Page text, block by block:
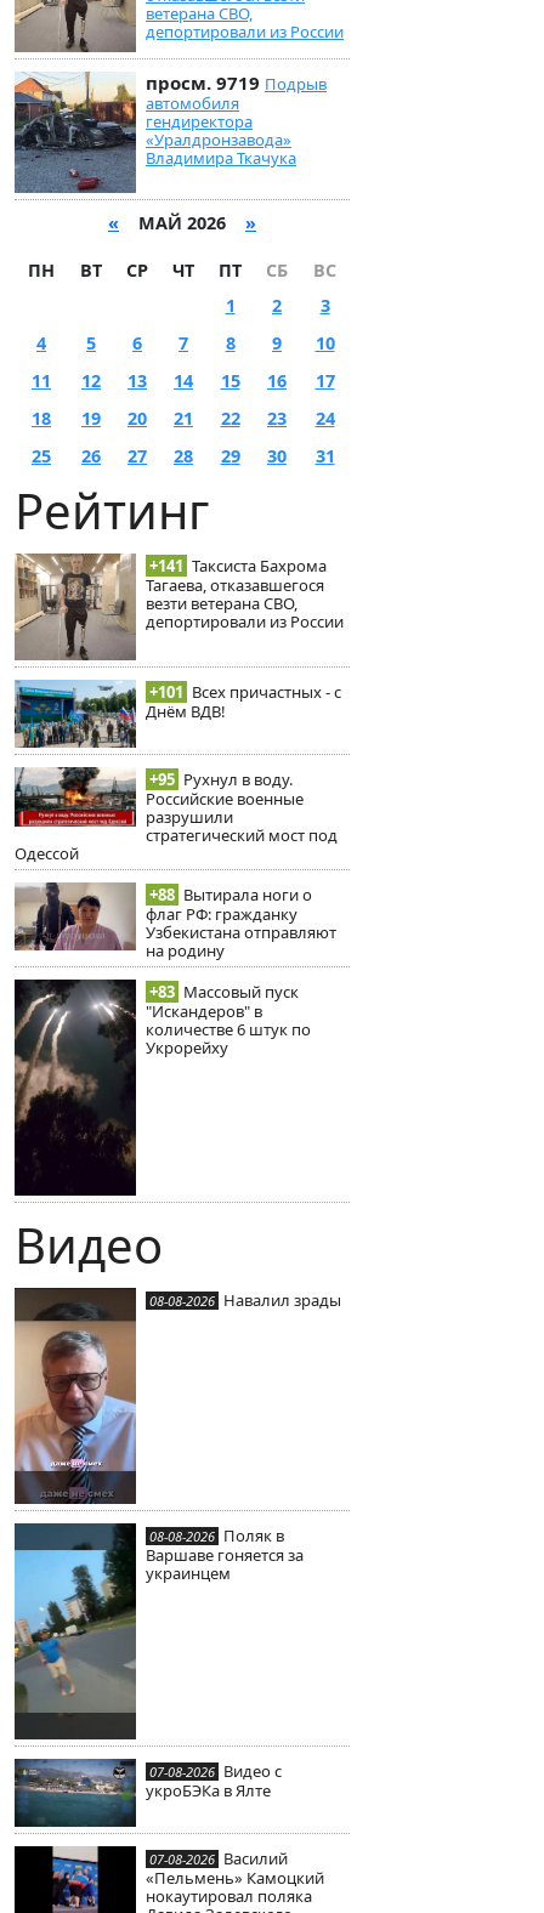
ветерана СВО,
депортировали из России
просм. 9719 Подрыв
автомобиля
гендиректора
«Уралдронзавода»
Владимира Ткачука
« МАЙ 2026 »
ПН ВТ СР ЧТ ПТ СБ
ВС
1
2
3
4
5 6 7 8 9
10
11
12 13 14 15 16
17
18
19 20 21 22 23
24
25
26 27 28 29 30 31
Рейтинг
+141 Таксиста Бахрома
Тагаева, отказавшегося
везти ветерана СВО,
депортировали из России
+101 Всех причастных - с
Днём ВДВ!
+95 Рухнул в воду.
Российские военные
разрушили
стратегический мост под
Одессой
+88 Вытирала ноги о
флаг РФ: гражданку
Узбекистана отправляют
на родину
+83 Массовый пуск
"Искандеров" в
количестве 6 штук по
Укрорейху
Видео
08-08-2026 Навалил зрады
08-08-2026 Поляк в
Варшаве гоняется за
украинцем
07-08-2026 Видео с
укроБЭКа в Ялте
07-08-2026 Василий
«Пельмень» Камоцкий
нокаутировал поляка